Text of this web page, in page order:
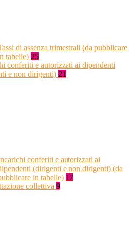
di assenza trimestrali (da pubblicare
tabelle) 25
conferiti e autorizzati ai dipendenti
e non dirigenti) 21
conferiti e autorizzati ai
(dirigenti e non dirigenti) (da
in tabelle) 17
collettiva 9